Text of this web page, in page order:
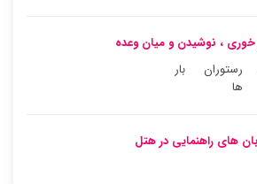
خوری ، نوشیدن و میان وعده
رستوران
ها
بار
های راهنمایی در هتل